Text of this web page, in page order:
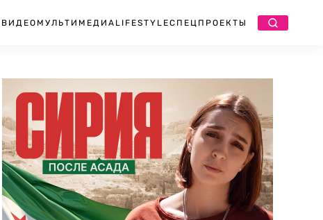
ВИДЕО МУЛЬТИМЕДИА LIFESTYLEСПЕЦПРОЕКТЫ